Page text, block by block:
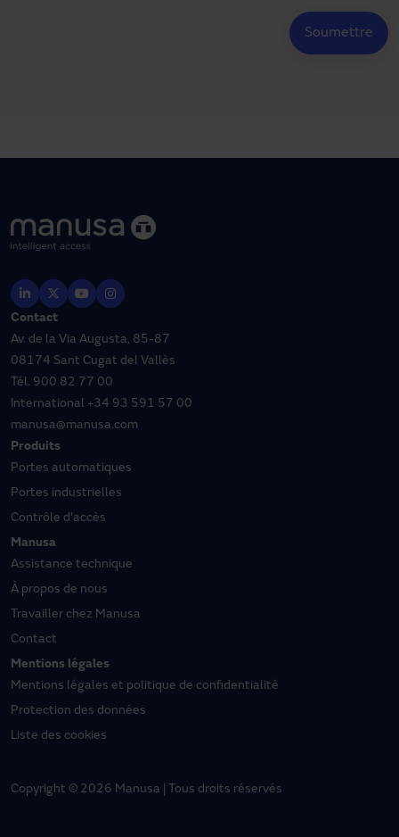
Contact
Av. de la Via Augusta, 85-87
08174 Sant Cugat del Vallès
Tél. 900 82 77 00
International +34 93 591 57 00
manusa@manusa.com
Produits
Portes automatiques
Portes industrielles
Contrôle d'accès
Manusa
Assistance technique
À propos de nous
Travailler chez Manusa
Contact
Mentions légales
Mentions légales et politique de confidentialité
Protection des données
Liste des cookies
Copyright © 2026 Manusa | Tous droits réservés